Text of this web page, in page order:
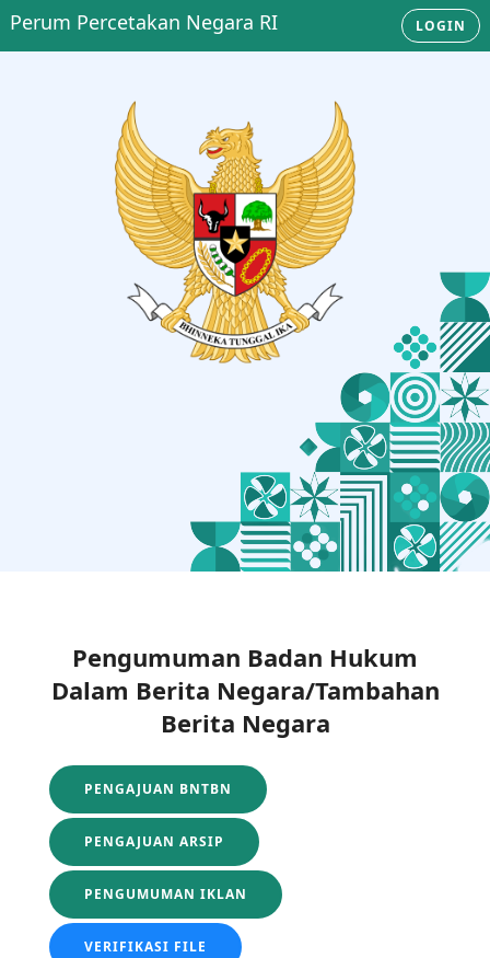
Perum Percetakan Negara RI LOGIN
Pengumuman Badan Hukum
Dalam Berita Negara/Tambahan
Berita Negara
PENGAJUAN BNTBN
PENGAJUAN ARSIP
PENGUMUMAN IKLAN
VERIFIKASI FILE